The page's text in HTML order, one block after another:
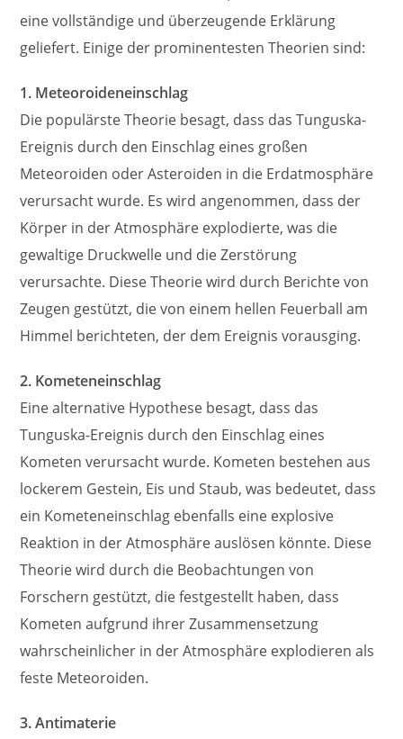
eine vollständige und überzeugende Erklärung
geliefert. Einige der prominentesten Theorien sind:
1. Meteoroideneinschlag
Die populärste Theorie besagt, dass das Tunguska-
Ereignis durch den Einschlag eines großen
Meteoroiden oder Asteroiden in die Erdatmosphäre
verursacht wurde. Es wird angenommen, dass der
Körper in der Atmosphäre explodierte, was die
gewaltige Druckwelle und die Zerstörung
verursachte. Diese Theorie wird durch Berichte von
Zeugen gestützt, die von einem hellen Feuerball am
Himmel berichteten, der dem Ereignis vorausging.
2. Kometeneinschlag
Eine alternative Hypothese besagt, dass das
Tunguska-Ereignis durch den Einschlag eines
Kometen verursacht wurde. Kometen bestehen aus
lockerem Gestein, Eis und Staub, was bedeutet, dass
ein Kometeneinschlag ebenfalls eine explosive
Reaktion in der Atmosphäre auslösen könnte. Diese
Theorie wird durch die Beobachtungen von
Forschern gestützt, die festgestellt haben, dass
Kometen aufgrund ihrer Zusammensetzung
wahrscheinlicher in der Atmosphäre explodieren als
feste Meteoroiden.
3. Antimaterie